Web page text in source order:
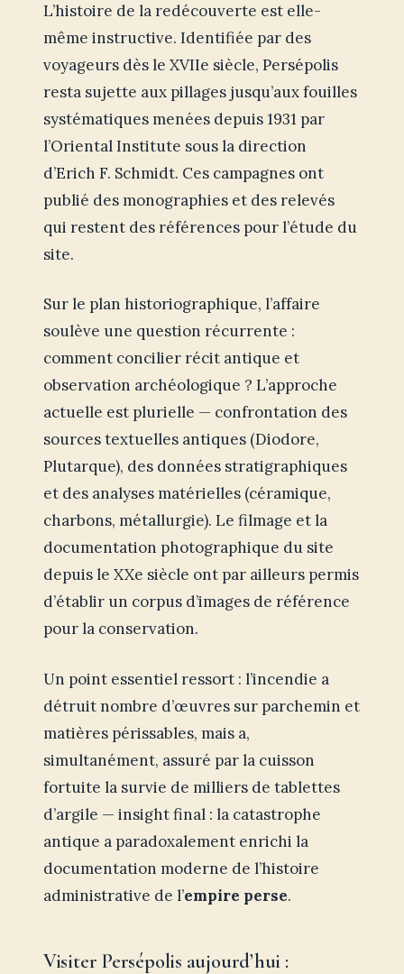
L’histoire de la redécouverte est elle-
même instructive. Identifiée par des
voyageurs dès le XVIIe siècle, Persépolis
resta sujette aux pillages jusqu’aux fouilles
systématiques menées depuis 1931 par
l’Oriental Institute sous la direction
d’Erich F. Schmidt. Ces campagnes ont
publié des monographies et des relevés
qui restent des références pour l’étude du
site.
Sur le plan historiographique, l’affaire
soulève une question récurrente :
comment concilier récit antique et
observation archéologique ? L’approche
actuelle est plurielle — confrontation des
sources textuelles antiques (Diodore,
Plutarque), des données stratigraphiques
et des analyses matérielles (céramique,
charbons, métallurgie). Le filmage et la
documentation photographique du site
depuis le XXe siècle ont par ailleurs permis
d’établir un corpus d’images de référence
pour la conservation.
Un point essentiel ressort : l’incendie a
détruit nombre d’œuvres sur parchemin et
matières périssables, mais a,
simultanément, assuré par la cuisson
fortuite la survie de milliers de tablettes
d’argile — insight final : la catastrophe
antique a paradoxalement enrichi la
documentation moderne de l’histoire
administrative de l’empire perse.
Visiter Persépolis aujourd’hui :